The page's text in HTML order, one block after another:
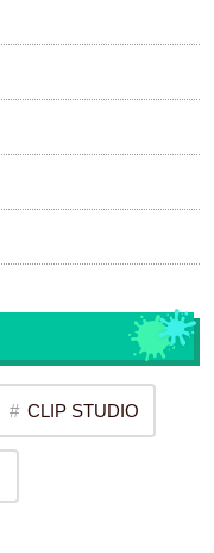
CLIP STUDIO